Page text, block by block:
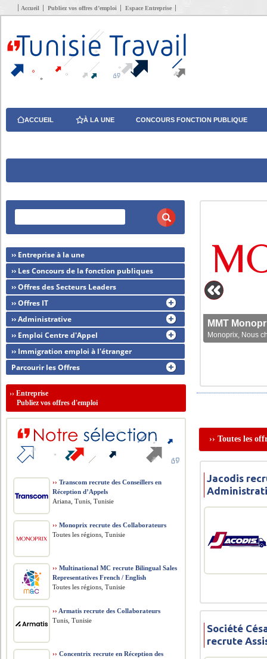
Accueil Publiez vos offres d’emploi Espace Entreprise
ACCUEIL À LA UNE CONCOURS FONCTION PUBLIQUE
MMT
Monoprix, Nous
›› Toutes les
Jacodis
Société
recrute
›› Entreprise à la une
›› Les Concours de la fonction publiques
›› Offres des Secteurs Leaders
›› Offres IT
›› Administrative
›› Emploi Centre d'Appel
›› Immigration emploi à l'étranger
Parcourir les Offres
››Entreprise
Publiez vos offres d'emploi
›› Transcom recrute des Conseillers en
Réception d’Appels
Ariana, Tunis, Tunisie
›› Monoprix recrute des Collaborateurs
Toutes les régions, Tunisie
›› Multinational MC recrute Bilingual Sales
Representatives French / English
Toutes les régions, Tunisie
›› Armatis recrute des Collaborateurs
Tunis, Tunisie
›› Concentrix recrute en Réception des